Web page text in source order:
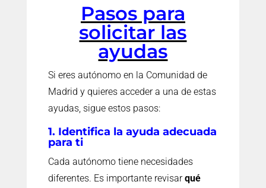
Pasos para
solicitar las
ayudas
Si eres autónomo en la Comunidad de
Madrid y quieres acceder a una de estas
ayudas, sigue estos pasos:
1. Identifica la ayuda adecuada
para ti
Cada autónomo tiene necesidades
diferentes. Es importante revisarqué